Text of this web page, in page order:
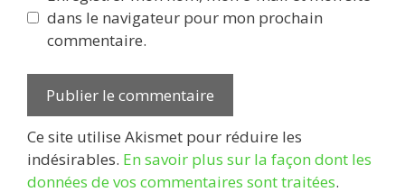
dans le navigateur pour mon prochain
commentaire.
Ce site utilise Akismet pour réduire les
indésirables. En savoir plus sur la façon dont les
données de vos commentaires sont traitées.